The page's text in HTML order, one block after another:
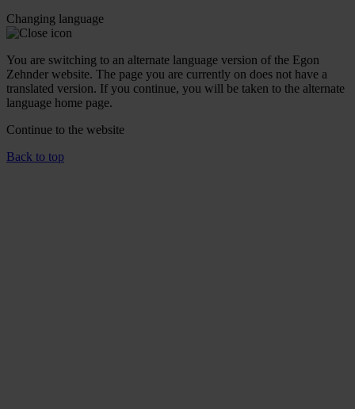
Changing language
You are switching to an alternate language version of the Egon
Zehnder website. The page you are currently on does not have a
translated version. If you continue, you will be taken to the alternate
language home page.
Continue to the website
Back to top